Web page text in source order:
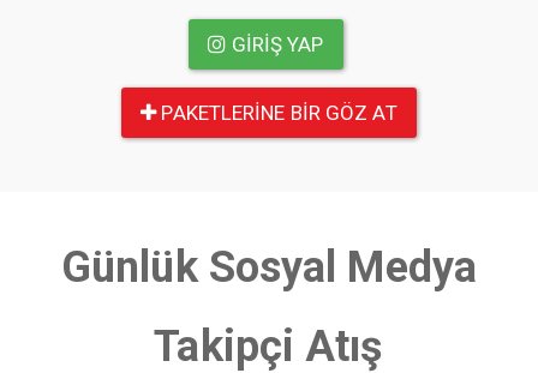
GIRIŞ YAP
PAKETLERINE BIR GÖZ AT
Günlük Sosyal Medya
Takipçi Atış